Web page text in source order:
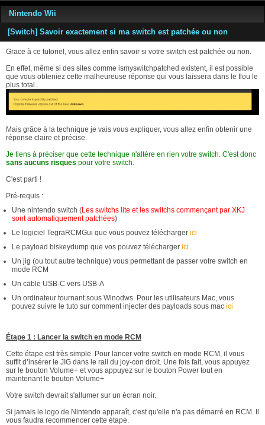
Nintendo Wii
[Switch] Savoir exactement si ma switch est patchée ou non
Grace à ce tutoriel, vous allez enfin savoir si votre switch est patchée ou non.
En effet, même si des sites comme ismyswitchpatched existent, il est possible
que vous obteniez cette malheureuse réponse qui vous laissera dans le flou le
plus total..
Mais grâce à la technique je vais vous expliquer, vous allez enfin obtenir une
réponse claire et précise.
Je tiens à préciser que cette technique n'altère en rien votre switch. C'est donc
sans aucuns risques pour votre switch.
C'est parti !
Pré-requis :
Une nintendo switch (Les switchs lite et les switchs commençant par XKJ
sont automatiquement patchées)
Le logiciel TegraRCMGui que vous pouvez télécharger ici
Le payload biskeydump que vos pouvez télécharger ici
Un jig (ou tout autre technique) vous permettant de passer votre switch en
mode RCM
Un cable USB-C vers USB-A
Un ordinateur tournant sous Winodws. Pour les utilisateurs Mac, vous
pouvez suivre le tuto sur comment injecter des payloads sous mac ici
Étape 1 : Lancer la switch en mode RCM
Cette étape est très simple. Pour lancer votre switch en mode RCM, il vous
suffit d’insérer le JIG dans le rail du joy-con droit. Une fois fait, vous appuyez
sur le bouton Volume+ et vous appuyez sur le bouton Power tout en
maintenant le bouton Volume+
Votre switch devrait s'allumer sur un écran noir.
Si jamais le logo de Nintendo apparaît, c'est qu'elle n'a pas démarré en RCM. Il
vous faudra recommencer cette étape.